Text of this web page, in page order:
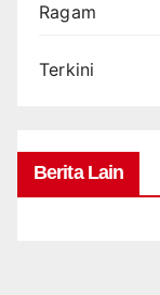
Ragam
Terkini
Berita Lain